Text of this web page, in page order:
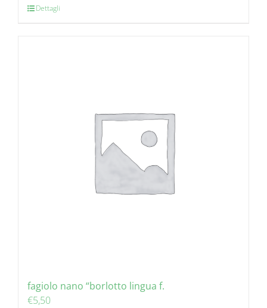
Dettagli
fagiolo nano “borlotto lingua f.
€5,50